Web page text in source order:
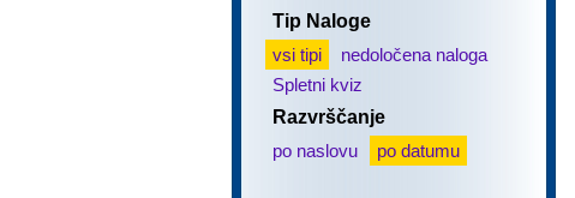
Tip Naloge
vsi tipi
nedoločena naloga
Spletni kviz
Razvrščanje
po naslovu
po datumu